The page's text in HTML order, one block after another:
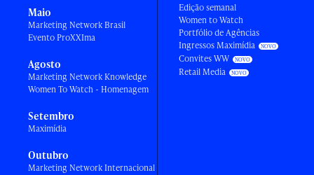
Maio
Marketing Network Brasil
Evento ProXXIma
Agosto
Marketing Network Knowledge
Women To Watch - Homenagem
Setembro
Maximídia
Outubro
Marketing Network Internacional
Edição semanal
Women to Watch
Portfólio de Agências
Ingressos Maximídia
Convites WW
Retail Media